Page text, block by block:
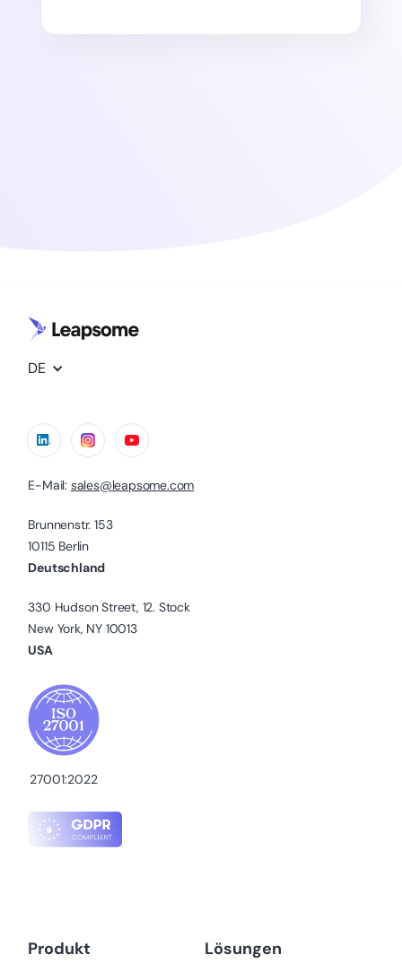
DE
E-Mail: sales@leapsome.com
Brunnenstr. 153
10115 Berlin
Deutschland
330 Hudson Street, 12. Stock
New York, NY 10013
USA
27001:2022
Produkt Lösungen